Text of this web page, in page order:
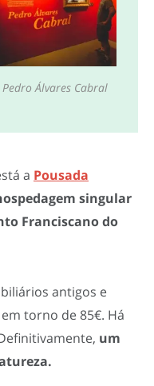
Álvares Cabral
a Pousada
singular
Franciscano do
antigos e
torno de 85€. Há
um